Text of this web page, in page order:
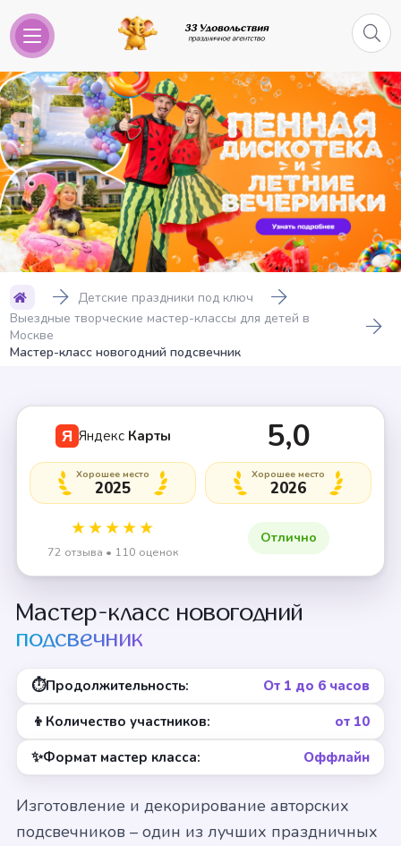
Детские праздники под ключ
Выездные творческие мастер-классы для детей в
Москве
Мастер-класс новогодний подсвечник
+1 смотреть
Я Яндекс Карты 5,0
★★★★★
72 отзыва • 110 оценок
Хорошее место
2025
Хорошее место
2026
Отлично
Мастер-класс новогодний
подсвечник
⏱Продолжительность: От 1 до 6 часов
👦 Количество участников: от 10
✨Формат мастер класса: Оффлайн
Изготовление и декорирование авторских
подсвечников – один из лучших праздничных